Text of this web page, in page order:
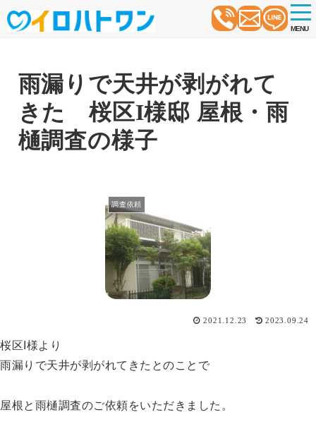
t
o
g
MENU
雨漏りで天井が剥がれて
きた 桜区I様邸 屋根・雨
樋調査の様子
調査依頼
2021.12.23 2023.09.24
桜区I様より
雨漏りで天井が剥がれてきたとのことで
屋根と雨樋調査のご依頼をいただきました。